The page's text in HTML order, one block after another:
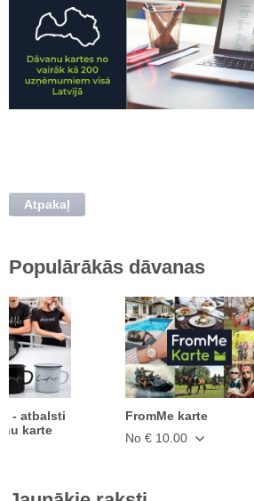
Atpakaļ
Populārākās dāvanas
- atbalsti
karte
FromMe karte
No € 10.00